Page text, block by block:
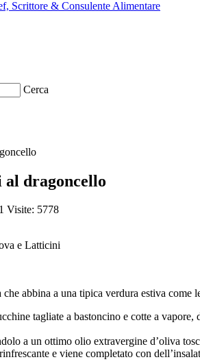
Cerca
al dragoncello
Visite: 5778
e Latticini
che abbina a una tipica verdura estiva
tagliate a bastoncino e cotte a
a un ottimo olio extravergine d’oliva
e viene completato con